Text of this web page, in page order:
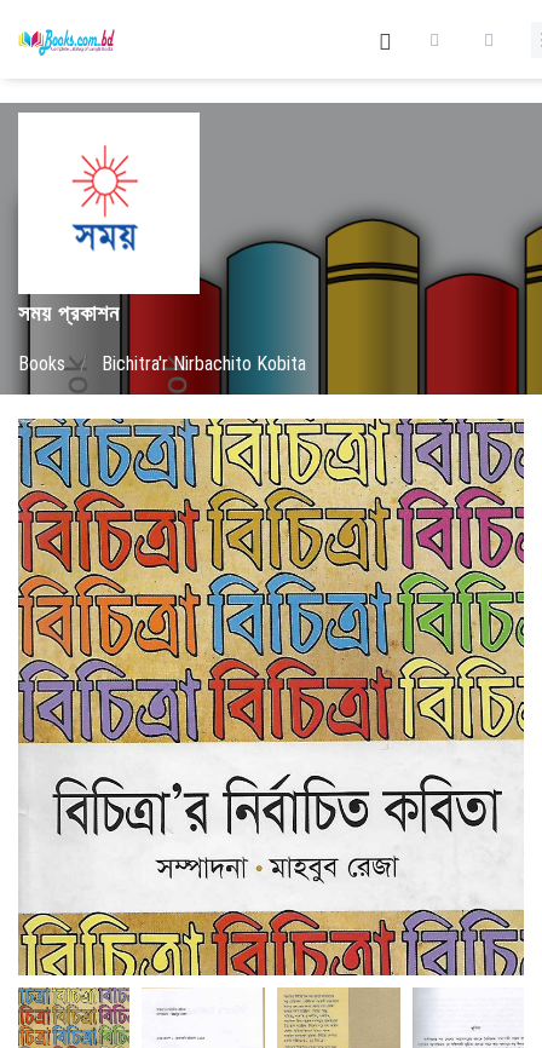
সময় প্রকাশন
Books / Bichitra'r Nirbachito Kobita